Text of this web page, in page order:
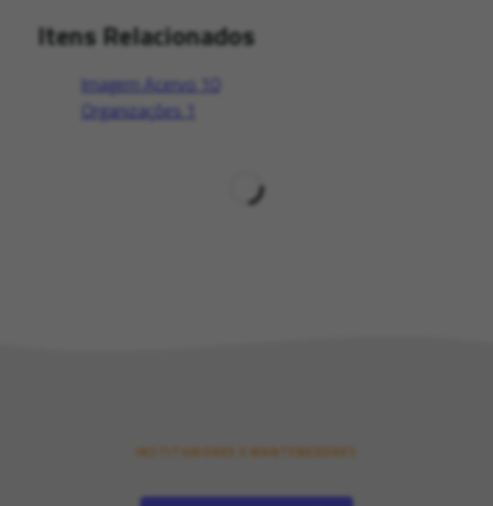
Itens Relacionados
Imagem Acervo 10
Organizações
INSTITUIDORES E MANTENEDORES